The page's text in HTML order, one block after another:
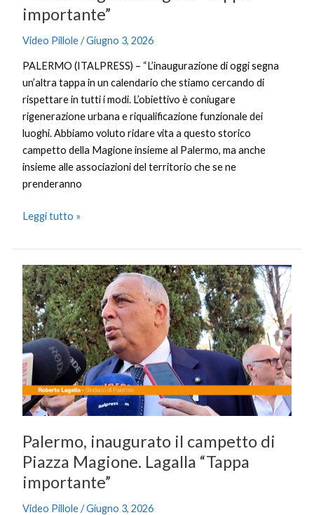
importante”
Video Pillole/Giugno 3, 2026
PALERMO (ITALPRESS) – “L’inaugurazione di oggi segna
un’altra tappa in un calendario che stiamo cercando di
rispettare in tutti i modi. L’obiettivo è coniugare
rigenerazione urbana e riqualificazione funzionale dei
luoghi. Abbiamo voluto ridare vita a questo storico
campetto della Magione insieme al Palermo, ma anche
insieme alle associazioni del territorio che se ne
prenderanno
Leggi tutto »
Palermo, inaugurato il campetto di
Piazza Magione. Lagalla “Tappa
importante”
Video Pillole/Giugno 3, 2026
Palermo,
inaugurato
il
campetto
di
Piazza
Magione.
Lagalla
“Tappa